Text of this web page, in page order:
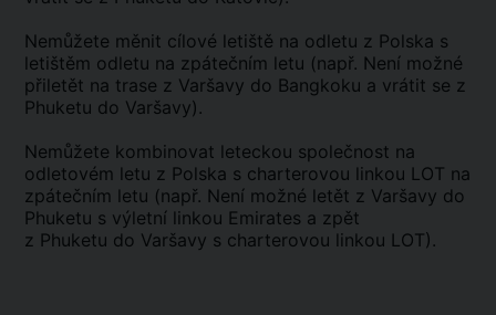
Nemůžete měnit cílové letiště na odletu z Polska s
letištěm odletu na zpátečním letu (např. Není možné
přiletět na trase z Varšavy do Bangkoku a vrátit se z
Phuketu do Varšavy).
Nemůžete kombinovat leteckou společnost na
odletovém letu z Polska s charterovou linkou LOT na
zpátečním letu (např. Není možné letět z Varšavy do
Phuketu s výletní linkou Emirates a zpět
z Phuketu do Varšavy s charterovou linkou LOT).